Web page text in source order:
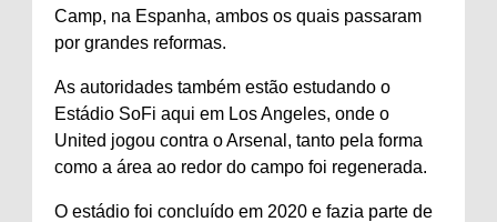
Camp, na Espanha, ambos os quais passaram
por grandes reformas.
As autoridades também estão estudando o
Estádio SoFi aqui em Los Angeles, onde o
United jogou contra o Arsenal, tanto pela forma
como a área ao redor do campo foi regenerada.
O estádio foi concluído em 2020 e fazia parte de